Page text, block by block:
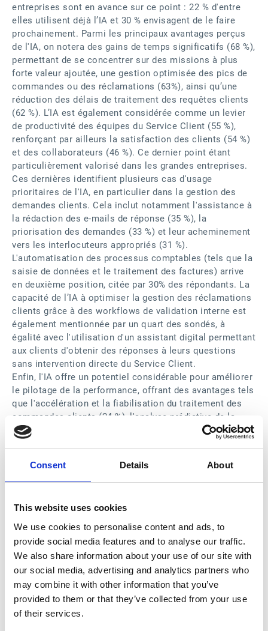
Consent Details About
This website uses cookies
We use cookies to personalise content and ads, to
provide social media features and to analyse our traffic.
We also share information about your use of our site with
our social media, advertising and analytics partners who
may combine it with other information that you’ve
provided to them or that they’ve collected from your use
of their services.
entreprises sont en avance sur ce point : 22 % d'entre
elles utilisent déjà l’IA et 30 % envisagent de le faire
prochainement. Parmi les principaux avantages perçus
de l'IA, on notera des gains de temps significatifs (68 %),
permettant de se concentrer sur des missions à plus
forte valeur ajoutée, une gestion optimisée des pics de
commandes ou des réclamations (63%), ainsi qu’une
réduction des délais de traitement des requêtes clients
(62 %). L’IA est également considérée comme un levier
de productivité des équipes du Service Client (55 %),
renforçant par ailleurs la satisfaction des clients (54 %)
et des collaborateurs (46 %). Ce dernier point étant
particulièrement valorisé dans les grandes entreprises.
Ces dernières identifient plusieurs cas d'usage
prioritaires de l'IA, en particulier dans la gestion des
demandes clients. Cela inclut notamment l'assistance à
la rédaction des e-mails de réponse (35 %), la
priorisation des demandes (33 %) et leur acheminement
vers les interlocuteurs appropriés (31 %).
L'automatisation des processus comptables (tels que la
saisie de données et le traitement des factures) arrive
en deuxième position, citée par 30% des répondants. La
capacité de l’IA à optimiser la gestion des réclamations
clients grâce à des workflows de validation interne est
également mentionnée par un quart des sondés, à
égalité avec l'utilisation d'un assistant digital permettant
aux clients d'obtenir des réponses à leurs questions
sans intervention directe du Service Client.
Enfin, l'IA offre un potentiel considérable pour améliorer
le pilotage de la performance, offrant des avantages tels
que l'accélération et la fiabilisation du traitement des
commandes clients (24 %), l'analyse prédictive de la
gestion financière — incluant les dépenses, les revenus
et l'optimisation des budgets (21 %) — ainsi que des
Service Client, fondées sur l'analyse de données (17 %).
UNE ADHÉSION GÉNÉRALISÉE
Malgré ces perspectives positives, certains défis
ralentissent l’adoption généralisée de l’IA. À ce jour, 22
% des entreprises interrogées l’utilisent dans au moins
un service et près d’un quart l’ont intégrée dans leur
Service Client. L’IA progresse surtout dans les grandes
structures : 32 % des entreprises de plus de 250 salariés
y recourent, contre 18 % parmi celles comptant entre 50